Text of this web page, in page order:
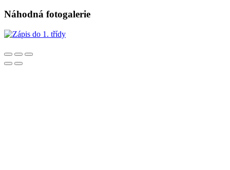
Náhodná fotogalerie